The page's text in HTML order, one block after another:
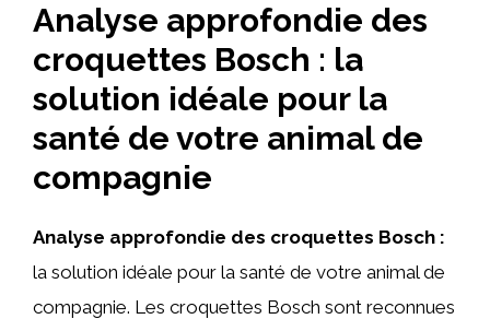
Analyse approfondie des
croquettes Bosch : la
solution idéale pour la
santé de votre animal de
compagnie
Analyse approfondie des croquettes Bosch :
la solution idéale pour la santé de votre animal de
compagnie. Les croquettes Bosch sont reconnues